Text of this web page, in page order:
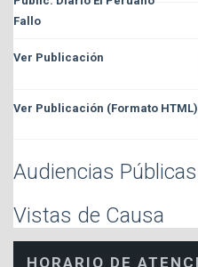
Audiencias Públicas
Vistas de Causa
HORARIO DE